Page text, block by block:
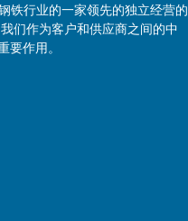
铁行业的一家领先的独立经营的
们作为客户和供应商之间的中
要作用。